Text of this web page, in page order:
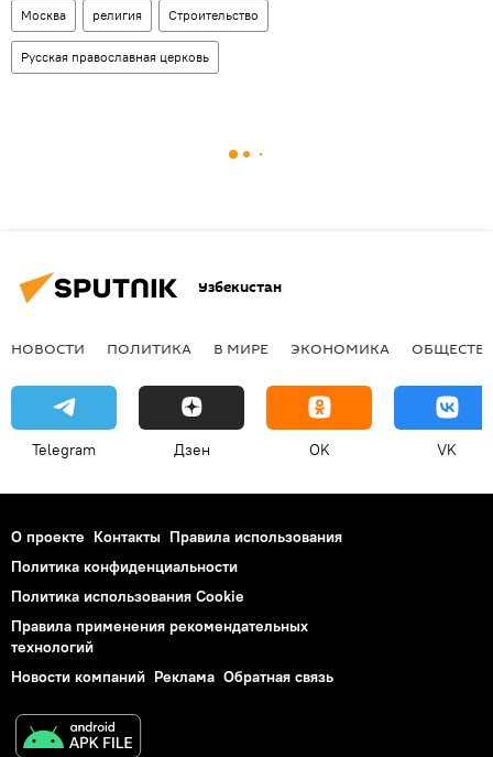
Москва религия Строительство
Русская православная церковь
Узбекистан
НОВОСТИ ПОЛИТИКА В МИРЕ ЭКОНОМИКА
Telegram Дзен OK VK
О проекте Контакты Правила использования
Политика конфиденциальности
Политика использования Cookie
Правила применения рекомендательных
технологий
Новости компаний Реклама Обратная связь